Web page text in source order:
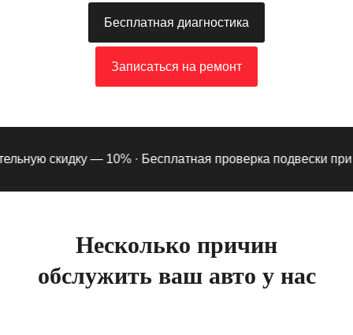
Бесплатная диагностика
Записаться на ремонт
скидку — 10% ·Бесплатная проверка подвески при
Несколько причин
обслужить ваш авто у нас